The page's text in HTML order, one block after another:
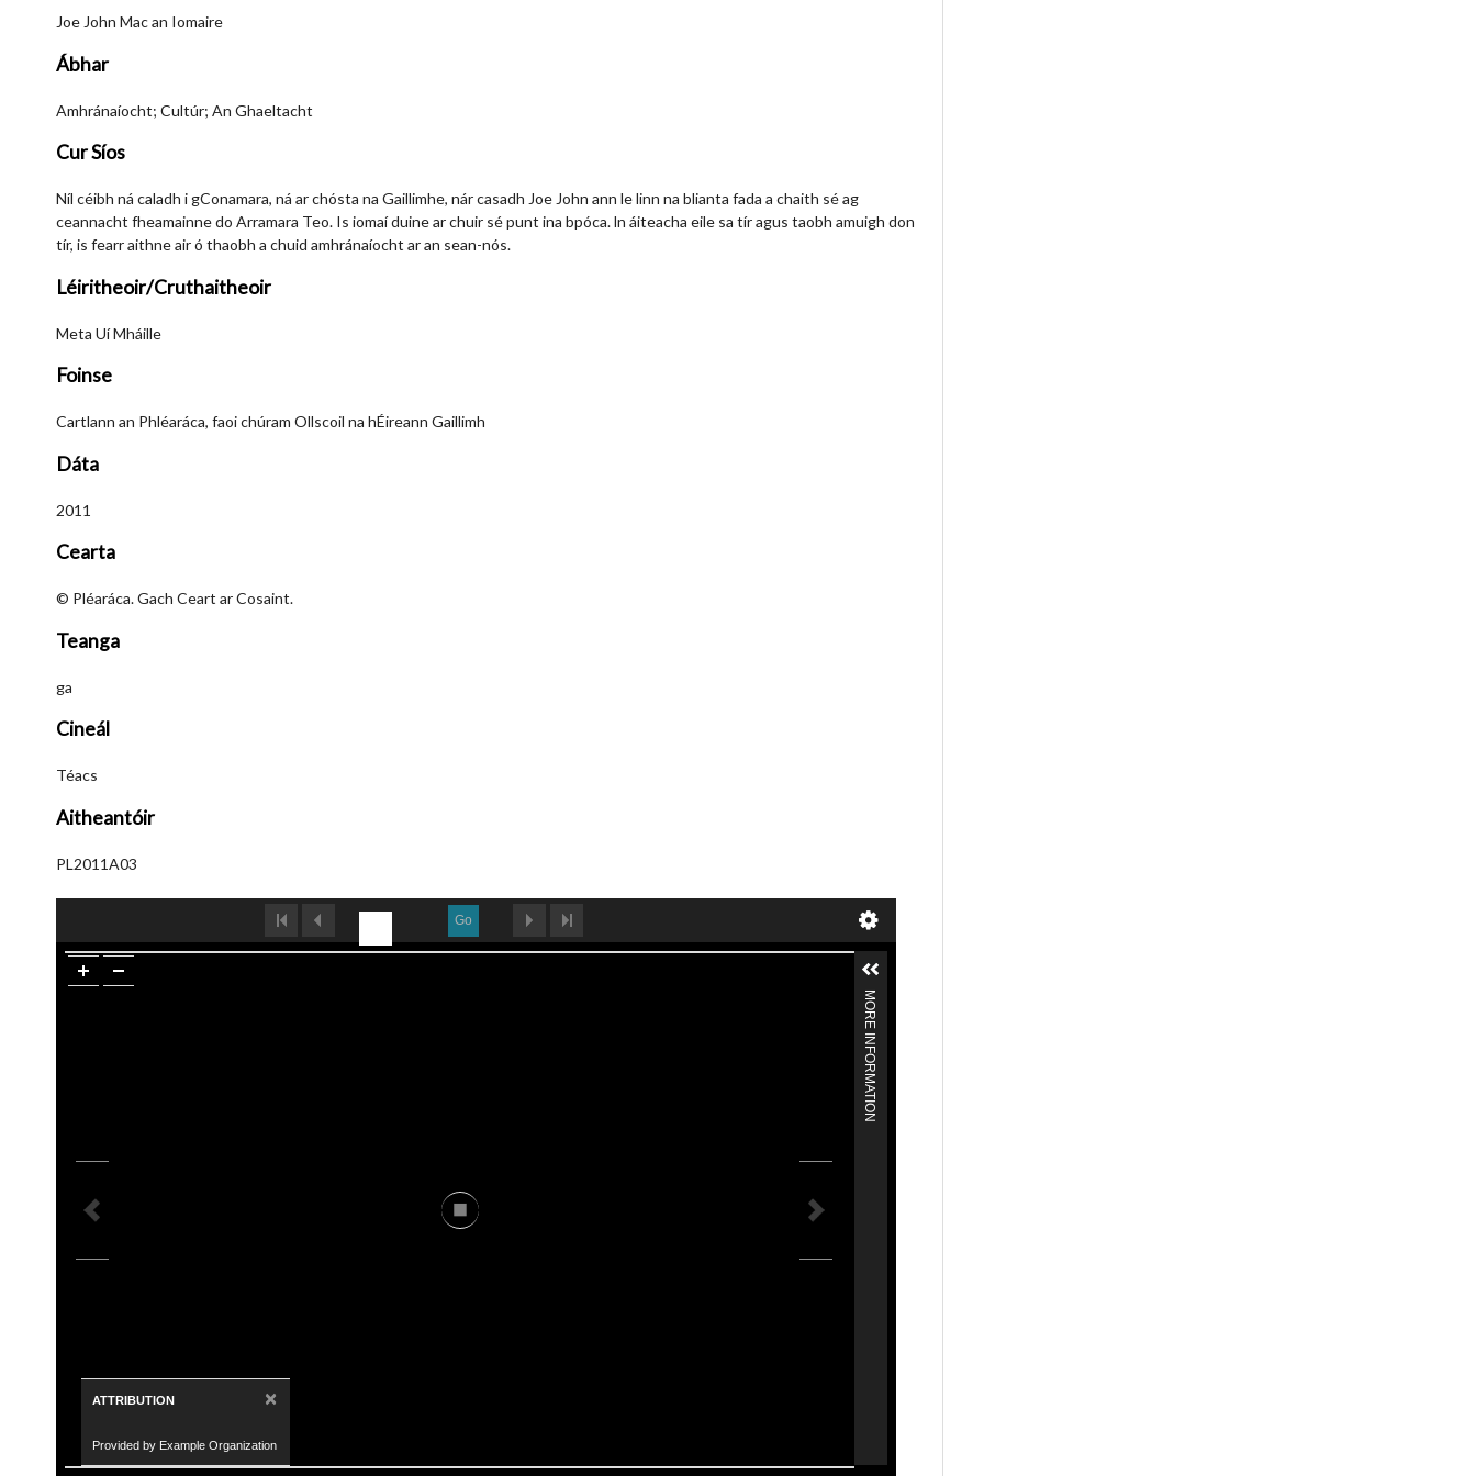
Joe John Mac an Iomaire
Ábhar
Amhránaíocht; Cultúr; An Ghaeltacht
Cur Síos
Níl céibh ná caladh i gConamara, ná ar chósta na Gaillimhe, nár casadh Joe John ann le linn na blianta fada a chaith sé ag
ceannacht fheamainne do Arramara Teo. Is iomaí duine ar chuir sé punt ina bpóca. ln áiteacha eile sa tír agus taobh amuigh don
tír, is fearr aithne air ó thaobh a chuid amhránaíocht ar an sean-nós.
Léiritheoir/Cruthaitheoir
Meta Uí Mháille
Foinse
Cartlann an Phléaráca, faoi chúram Ollscoil na hÉireann Gaillimh
Dáta
2011
Cearta
© Pléaráca. Gach Ceart ar Cosaint.
Teanga
ga
Cineál
Téacs
Aitheantóir
PL2011A03
Go
ATTRIBUTION ×
Provided by Example Organization
MORE INFORMATION